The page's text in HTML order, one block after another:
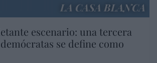
LA CASA BLANCA
escenario: una tercera
se define como